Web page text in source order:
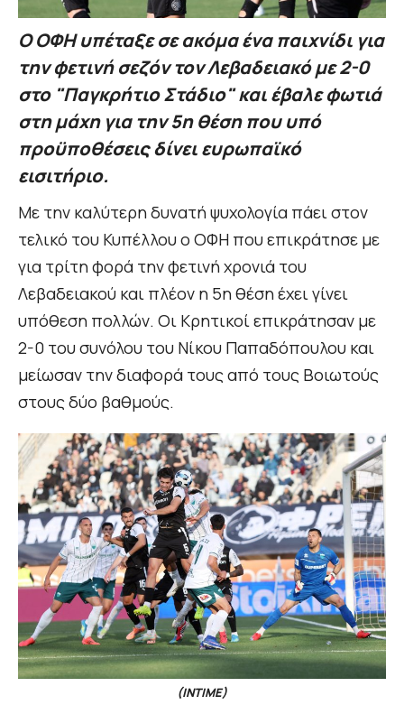
Ο ΟΦΗ υπέταξε σε ακόμα ένα παιχνίδι για
την φετινή σεζόν τον Λεβαδειακό με 2-0
στο "Παγκρήτιο Στάδιο" και έβαλε φωτιά
στη μάχη για την 5η θέση που υπό
προϋποθέσεις δίνει ευρωπαϊκό
εισιτήριο.
Με την καλύτερη δυνατή ψυχολογία πάει στον
τελικό του Κυπέλλου ο ΟΦΗ που επικράτησε με
για τρίτη φορά την φετινή χρονιά του
Λεβαδειακού και πλέον η 5η θέση έχει γίνει
υπόθεση πολλών. Οι Κρητικοί επικράτησαν με
2-0 του συνόλου του Νίκου Παπαδόπουλου και
μείωσαν την διαφορά τους από τους Βοιωτούς
στους δύο βαθμούς.
(INTIME)